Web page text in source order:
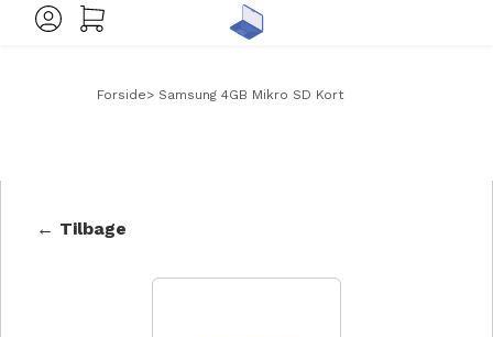
Forside> Samsung 4GB Mikro SD Kort
← Tilbage